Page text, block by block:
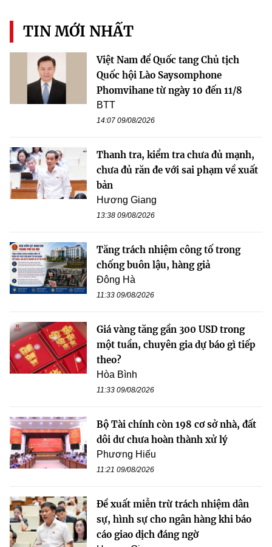
TIN MỚI NHẤT
Việt Nam để Quốc tang Chủ tịch
Quốc hội Lào Saysomphone
Phomvihane từ ngày 10 đến 11/8
BTT
14:07 09/08/2026
Thanh tra, kiểm tra chưa đủ mạnh,
chưa đủ răn đe với sai phạm về xuất
bản
Hương Giang
13:38 09/08/2026
Tăng trách nhiệm công tố trong
chống buôn lậu, hàng giả
Đông Hà
11:33 09/08/2026
Giá vàng tăng gần 300 USD trong
một tuần, chuyên gia dự báo gì tiếp
theo?
Hòa Bình
11:33 09/08/2026
Bộ Tài chính còn 198 cơ sở nhà, đất
dôi dư chưa hoàn thành xử lý
Phương Hiếu
11:21 09/08/2026
Đề xuất miễn trừ trách nhiệm dân
sự, hình sự cho ngân hàng khi báo
cáo giao dịch đáng ngờ